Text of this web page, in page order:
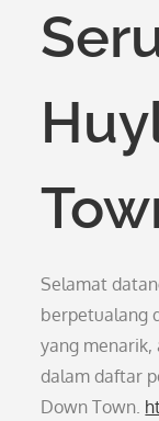
Selamat
berpetualang
yang menarik,
dalam daftar
Down Town.